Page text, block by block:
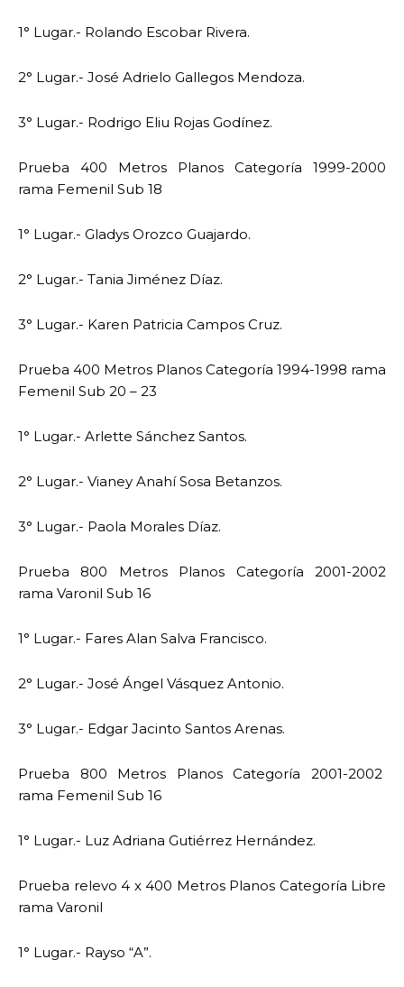
1° Lugar.- Rolando Escobar Rivera.
2° Lugar.- José Adrielo Gallegos Mendoza.
3° Lugar.- Rodrigo Eliu Rojas Godínez.
Prueba 400 Metros Planos Categoría 1999-2000
rama Femenil Sub 18
1° Lugar.- Gladys Orozco Guajardo.
2° Lugar.- Tania Jiménez Díaz.
3° Lugar.- Karen Patricia Campos Cruz.
Prueba 400 Metros Planos Categoría 1994-1998 rama
Femenil Sub 20 – 23
1° Lugar.- Arlette Sánchez Santos.
2° Lugar.- Vianey Anahí Sosa Betanzos.
3° Lugar.- Paola Morales Díaz.
Prueba 800 Metros Planos Categoría 2001-2002
rama Varonil Sub 16
1° Lugar.- Fares Alan Salva Francisco.
2° Lugar.- José Ángel Vásquez Antonio.
3° Lugar.- Edgar Jacinto Santos Arenas.
Prueba 800 Metros Planos Categoría 2001-2002
rama Femenil Sub 16
1° Lugar.- Luz Adriana Gutiérrez Hernández.
Prueba relevo 4 x 400 Metros Planos Categoría Libre
rama Varonil
1° Lugar.- Rayso “A”.